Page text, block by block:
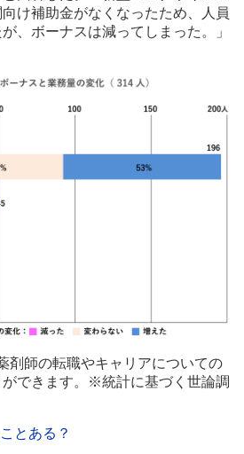
け補助金がなくなったため、人員
、ボーナスは減ってしまった。」
剤師の転職やキャリアについての
できます。※統計に基づく世論調
とある？